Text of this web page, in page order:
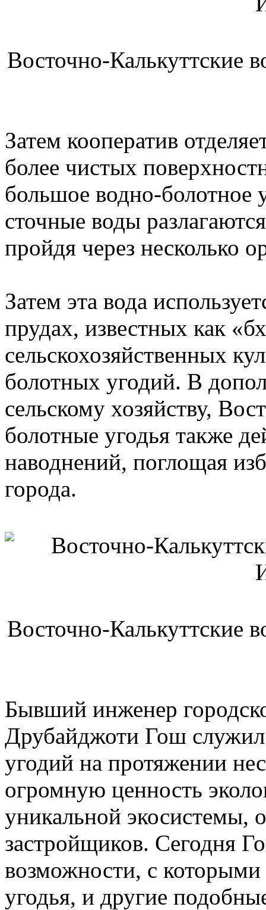
Восточно-Калькуттские
Затем кооператив
более чистых
большое водно-болотное
сточные воды
пройдя через несколько
Затем эта вода
прудах, известных как
сельскохозяйственных
болотных угодий. В
сельскому хозяйству,
болотные угодья также
наводнений, поглощая
города.
Восточно-Калькуттские
Бывший инженер
Друбайджоти Гош
угодий на протяжении
огромную ценность
уникальной экосистемы,
застройщиков. Сегодня
возможности, с
угодья, и другие